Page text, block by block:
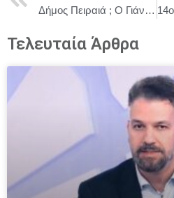
Δήμος Πειραιά ; Ο Γιάννης Μώραλης στην Χριστουγεννιάτικη γιορτή του Σωματείου Ναυτικών Γονέων Ατόμων με Αναπηρίες «Η ΑΡΓΩ»
Τελευταία Άρθρα